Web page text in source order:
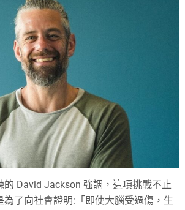
的 David Jackson 強調，這項挑戰不止
為了向社會證明:「即使大腦受過傷，生